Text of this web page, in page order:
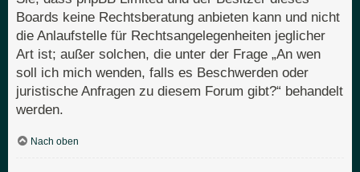
Boards keine Rechtsberatung anbieten kann und nicht
die Anlaufstelle für Rechtsangelegenheiten jeglicher
Art ist; außer solchen, die unter der Frage „An wen
soll ich mich wenden, falls es Beschwerden oder
juristische Anfragen zu diesem Forum gibt?“ behandelt
werden.
Nach oben